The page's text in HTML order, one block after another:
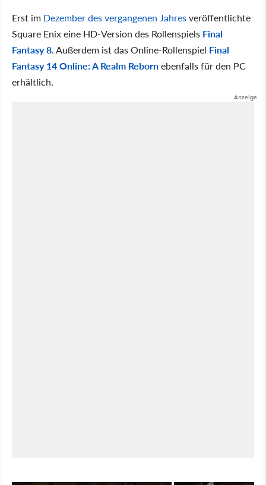
Erst im Dezember des vergangenen Jahresveröffentlichte
Square Enix eine HD-Version des Rollenspiels Final
Fantasy 8. Außerdem ist das Online-Rollenspiel Final
Fantasy 14 Online: A Realm Rebornebenfalls für den PC
erhältlich.